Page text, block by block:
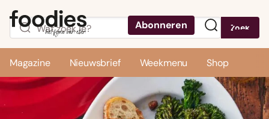
Abonneren Zoek
Magazine Nieuwsbrief Weekmenu Shop